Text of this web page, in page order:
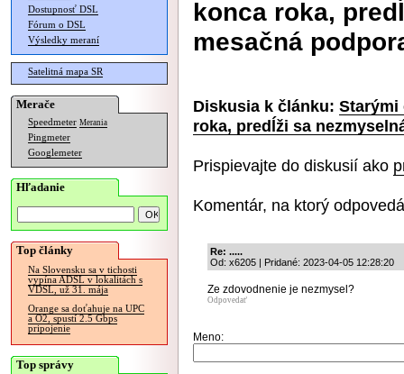
Dostupnosť DSL
Fórum o DSL
Výsledky meraní
Satelitná mapa SR
Merače
Speedmeter Merania
Pingmeter
Googlemeter
Hľadanie
Top články
Na Slovensku sa v tichosti
vypína ADSL v lokalitách s
VDSL, už 31. mája
Orange sa doťahuje na UPC
a O2, spustí 2.5 Gbps
pripojenie
Top správy
konca roka,
mesačná
Diskusia k článku: Starými
roka, predĺži sa
Prispievajte do diskusií ako
Komentár, na ktorý
Re: .....
Od: x6205 | Pridané: 2023-04-05 12:28:20
Ze zdovodnenie je nezmysel?
Odpovedať
Meno: